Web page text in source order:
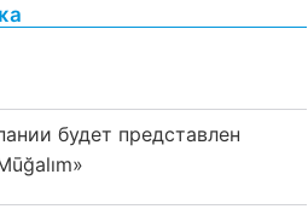
будет представлен